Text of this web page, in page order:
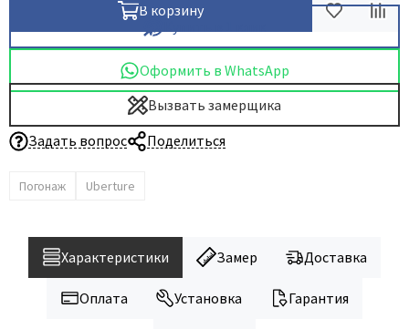
В корзину
Оформить в WhatsApp
Вызвать замерщика
Задать вопрос
Поделиться
Погонаж Uberture
Характеристики Замер Доставка
Оплата Установка Гарантия